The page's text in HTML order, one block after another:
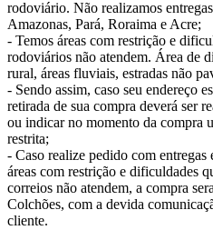
rodoviário. Não realizamos
Amazonas, Pará, Roraima e Acre;
- Temos áreas com restrição e
rodoviários não atendem. Área de
rural, áreas fluviais, estradas não
- Sendo assim, caso seu endereço
retirada de sua compra deverá ser
ou indicar no momento da compra
restrita;
- Caso realize pedido com
áreas com restrição e dificuldades
correios não atendem, a compra
Colchões, com a devida
cliente.